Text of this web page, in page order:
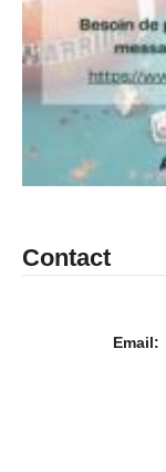
Contact
Email